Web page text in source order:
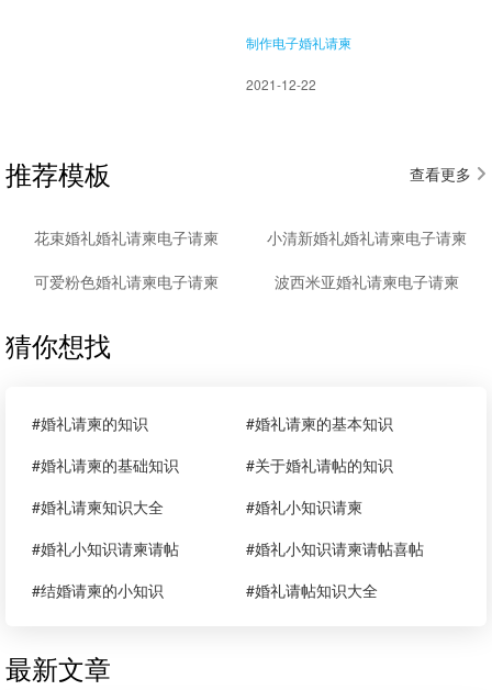
制作电子婚礼请柬
2021-12-22
推荐模板 查看更多
花束婚礼婚礼请柬电子请柬
小清新婚礼婚礼请柬电子请柬
可爱粉色婚礼请柬电子请柬
波西米亚婚礼请柬电子请柬
猜你想找
#婚礼请柬的知识
#婚礼请柬的基本知识
#婚礼请柬的基础知识
#关于婚礼请帖的知识
#婚礼请柬知识大全
#婚礼小知识请柬
#婚礼小知识请柬请帖
#婚礼小知识请柬请帖喜帖
#结婚请柬的小知识
#婚礼请帖知识大全
最新文章